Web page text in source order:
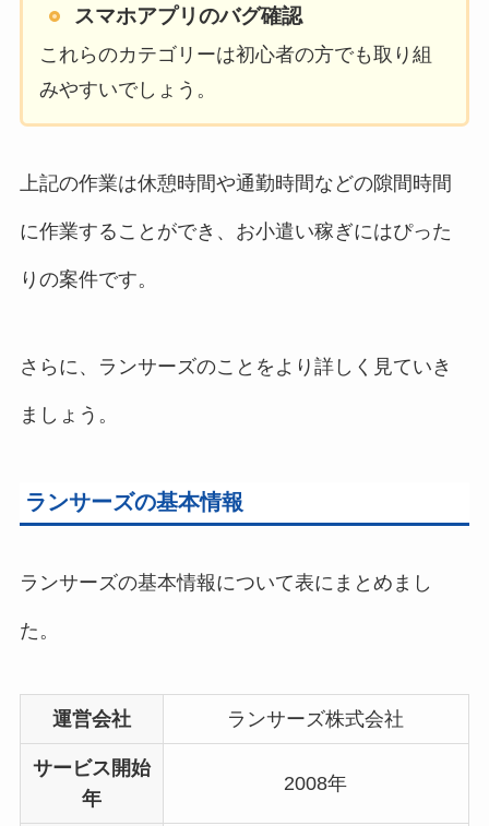
スマホアプリのバグ確認
これらのカテゴリーは初心者の方でも取り組
みやすいでしょう。
上記の作業は休憩時間や通勤時間などの隙間時間
に作業することができ、お小遣い稼ぎにはぴった
りの案件です。
さらに、ランサーズのことをより詳しく見ていき
ましょう。
ランサーズの基本情報
ランサーズの基本情報について表にまとめまし
た。
運営会社 ランサーズ株式会社
サービス開始
年
2008年